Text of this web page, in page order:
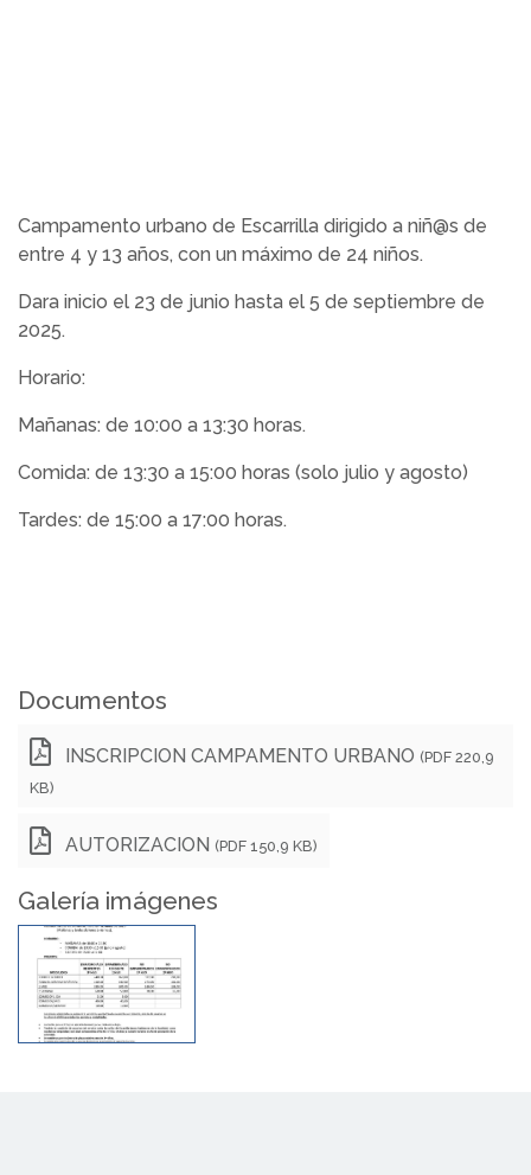
Campamento urbano de Escarrilla dirigido a niñ@s de
entre 4 y 13 años, con un máximo de 24 niños.
Dara inicio el 23 de junio hasta el 5 de septiembre de
2025.
Horario:
Mañanas: de 10:00 a 13:30 horas.
Comida: de 13:30 a 15:00 horas (solo julio y agosto)
Tardes: de 15:00 a 17:00 horas.
Documentos
INSCRIPCION CAMPAMENTO URBANO (PDF 220,9
KB)
AUTORIZACION (PDF 150,9 KB)
Galería imágenes